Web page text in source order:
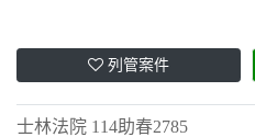
列管案件
士林法院 114助春2785